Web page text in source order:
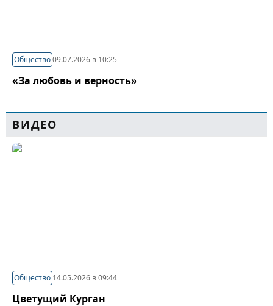
Общество09.07.2026 в 10:25
«За любовь и верность»
ВИДЕО
Общество 14.05.2026 в 09:44
Цветущий Курган